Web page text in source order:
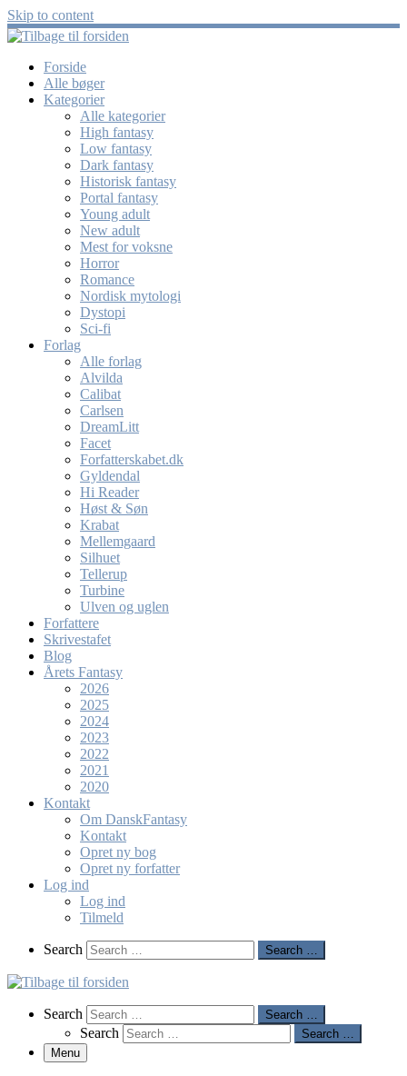
Skip to content
Forside
Alle bøger
Kategorier
Alle kategorier
High fantasy
Low fantasy
Dark fantasy
Historisk fantasy
Portal fantasy
Young adult
New adult
Mest for voksne
Horror
Romance
Nordisk mytologi
Dystopi
Sci-fi
Forlag
Alle forlag
Alvilda
Calibat
Carlsen
DreamLitt
Facet
Forfatterskabet.dk
Gyldendal
Hi Reader
Høst & Søn
Krabat
Mellemgaard
Silhuet
Tellerup
Turbine
Ulven og uglen
Forfattere
Skrivestafet
Blog
Årets Fantasy
2026
2025
2024
2023
2022
2021
2020
Kontakt
Om DanskFantasy
Kontakt
Opret ny bog
Opret ny forfatter
Log ind
Log ind
Tilmeld
Search
Search Search …
Search
Search Search …
Search
Search …
Menu